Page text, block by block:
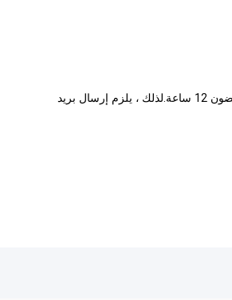
في وقت العمل ، سيرسل مدير المبيعات لدينا عرض أسعار إلى صندوق بريدك الإلكتروني في غضون ساعة أو ساعتين.على النقيض من ذلك ، سنرسل لك بريدًا إلكترونيًا في غضون 12 ساعة.لذلك ، يلزم إرسال بريد